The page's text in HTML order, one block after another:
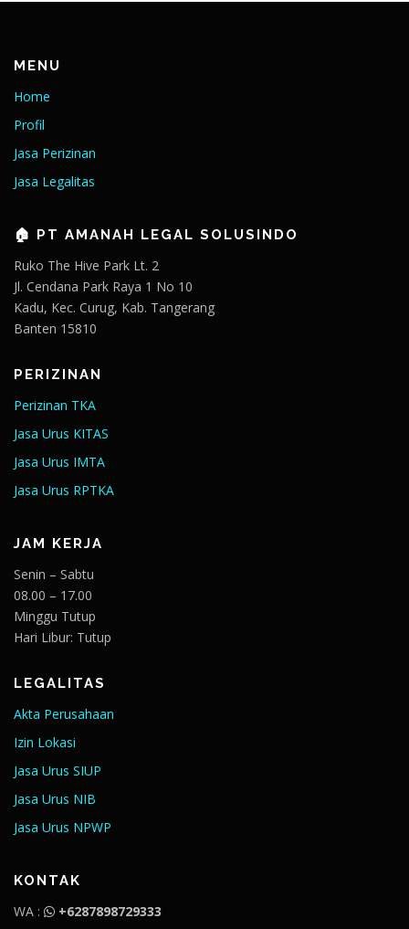
MENU
Home
Profil
Jasa Perizinan
Jasa Legalitas
🏠 PT AMANAH LEGAL SOLUSINDO
Ruko The Hive Park Lt. 2
Jl. Cendana Park Raya 1 No 10
Kadu, Kec. Curug, Kab. Tangerang
Banten 15810
PERIZINAN
Perizinan TKA
Jasa Urus KITAS
Jasa Urus IMTA
Jasa Urus RPTKA
JAM KERJA
Senin – Sabtu
08.00 – 17.00
Minggu Tutup
Hari Libur: Tutup
LEGALITAS
Akta Perusahaan
Izin Lokasi
Jasa Urus SIUP
Jasa Urus NIB
Jasa Urus NPWP
KONTAK
WA : +6287898729333